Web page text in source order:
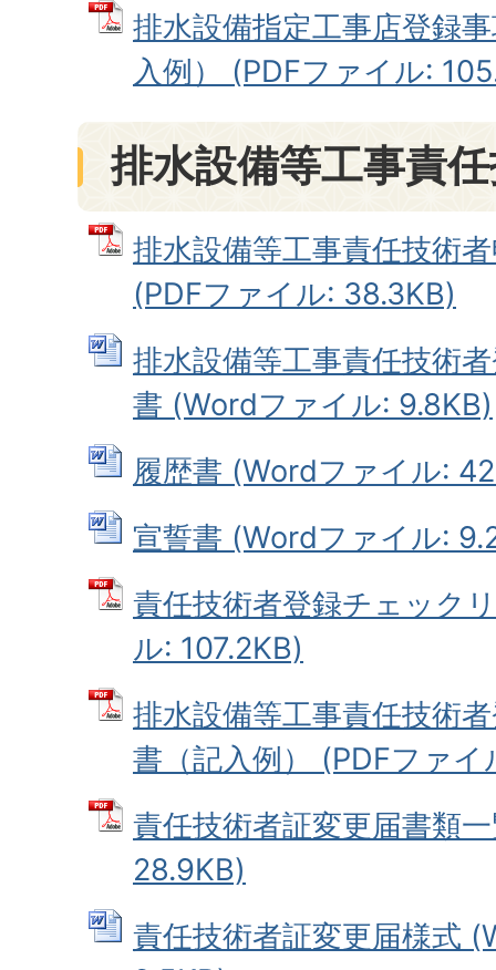
排水設備指定工事店登録
入例） (PDFファイル:
排水設備等工事責
排水設備等工事責任技術
(PDFファイル: 38.3KB)
排水設備等工事責任技術
書 (Wordファイル: 9.8KB)
履歴書 (Wordファイル:
宣誓書 (Wordファイル:
責任技術者登録チェック
ル: 107.2KB)
排水設備等工事責任技術
書（記入例） (PDFファ
責任技術者証変更届書類
28.9KB)
責任技術者証変更届様式